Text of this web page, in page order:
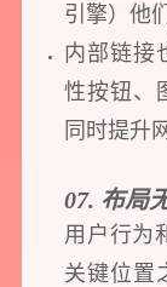
引擎）他
内部链接
性按钮、
同时提升
07. 布局
用户行为
关键位置